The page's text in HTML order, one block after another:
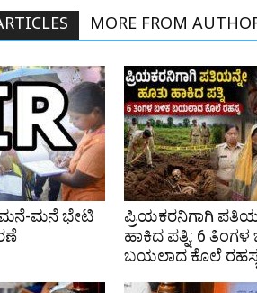
MORE FROM
ಮನೆ ಭೇಟಿ
ಪ್ರಿಯಕರನಿಗಾಗಿ
ಹಾಕಿದ ಪತ್ನಿ: 6
ಬಯಲಾದ ಕೊಲೆ